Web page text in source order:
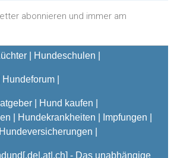
abonnieren und immer am
Hundeschulen
Hundeforum
Hund kaufen
Hundekrankheiten
Impfungen
Hundeversicherungen
[.de|.at|.ch] - Das unabhängige